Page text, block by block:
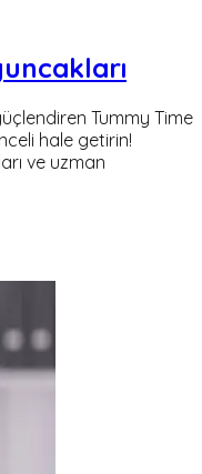
Tummy Time
hale getirin!
ve uzman